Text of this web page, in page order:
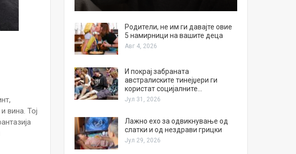
вина. Тој
ќе бидат офлајн
четири
Чудо што се
Родители, не им ги давајте овие
5 намирници на вашите деца
Авг 4, 2026
И покрај забраната
австралиските тинејџери ги
користат социјалните…
Јул 31, 2026
Лажно ехо за одвикнување од
слатки и од нездрави грицки
Јул 29, 2026